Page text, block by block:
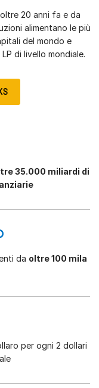
20 anni fa e da
alimentano le più
del mondo e
di livello mondiale.
35.000 miliardi di
da oltre 100 mila
per ogni 2 dollari